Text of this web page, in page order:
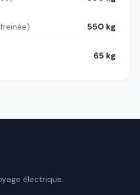
550 kg
65 kg
électrique.